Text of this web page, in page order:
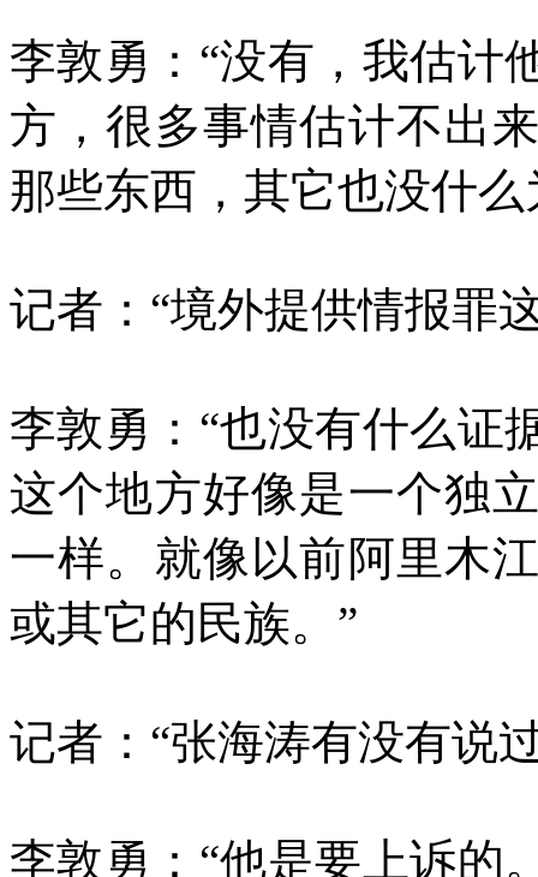
李敦勇：“没有，我估计
方，很多事情估计不出
那些东西，其它也没什么
记者：“境外提供情报罪
李敦勇：“也没有什么证
这个地方好像是一个独
一样。就像以前阿里木
或其它的民族。”
记者：“张海涛有没有说
李敦勇：“他是要上诉的